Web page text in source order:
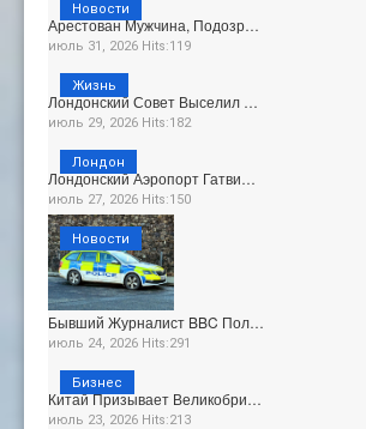
Арестован Мужчина, Подозр…
июль 31, 2026 Hits:119
Новости
Лондонский Совет Выселил …
июль 29, 2026 Hits:182
Жизнь
Лондонский Аэропорт Гатви…
июль 27, 2026 Hits:150
Лондон
Бывший Журналист BBC Пол…
июль 24, 2026 Hits:291
Новости
Китай Призывает Великобри…
июль 23, 2026 Hits:213
Бизнес